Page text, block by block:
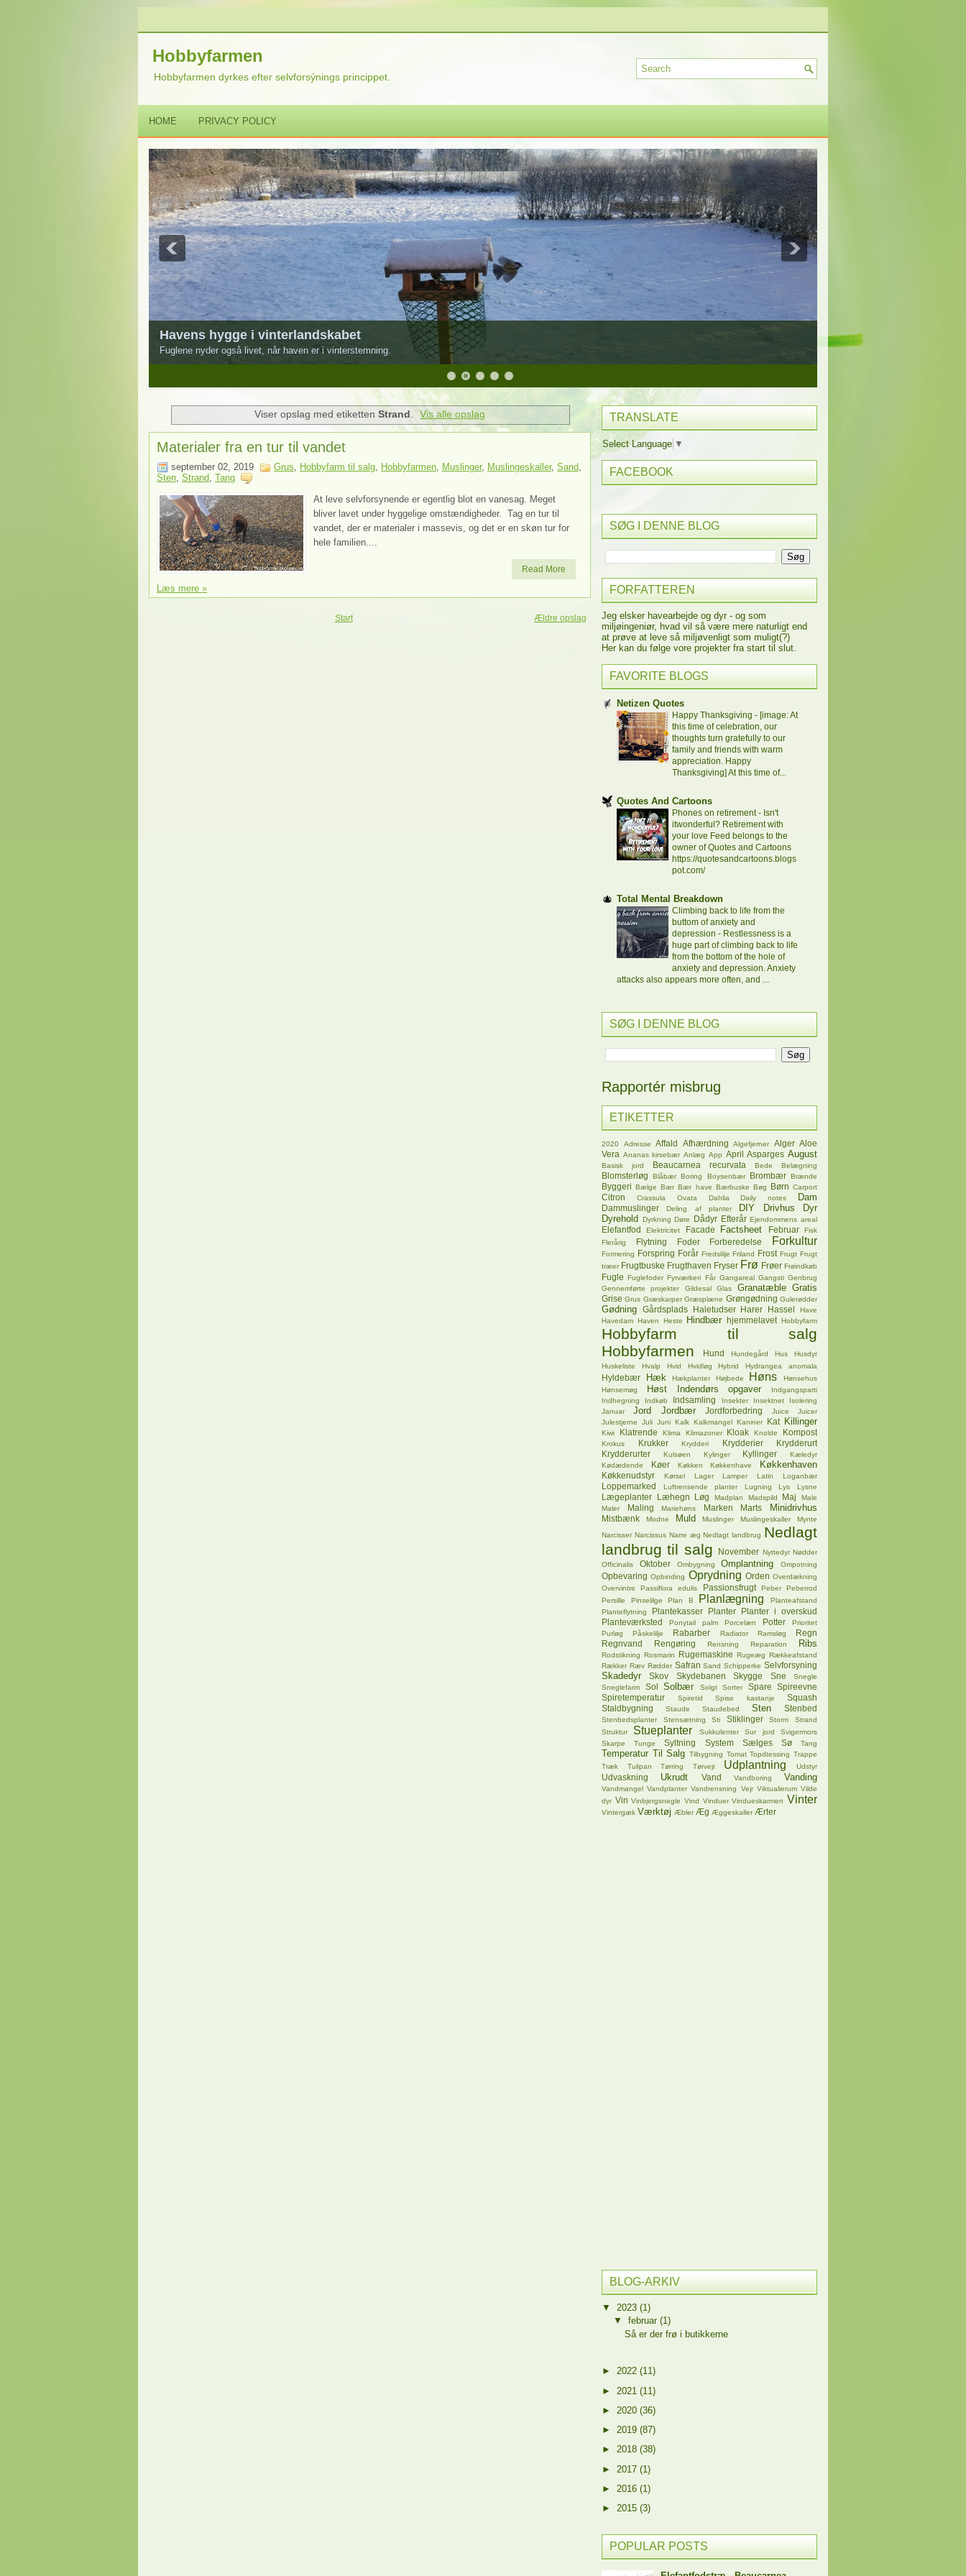
Hobbyfarmen
Hobbyfarmen dyrkes efter selvforsýnings princippet.
HOME PRIVACY POLICY
Havens hygge i vinterlandskabet
Fuglene nyder også livet, når haven er i vinterstemning.
Viser opslag med etiketten Strand. Vis alle opslag
Materialer fra en tur til vandet
september 02, 2019 Grus Hobbyfarm til salg Hobbyfarmen Muslinger, Muslingeskaller, Sand
Sten Strand Tang
At leve selvforsynende er egentlig blot en vanesag. Meget
bliver lavet under hyggelige omstændigheder. Tag en tur til
vandet, der er materialer i massevis, og det er en skøn tur for
hele familien....
Read More
Læs mere »
Ældre opslag
Start
TRANSLATE
Select Language ▼
FACEBOOK
SØG I DENNE BLOG
FORFATTEREN
Jeg elsker havearbejde og dyr - og som
miljøingeniør, hvad vil så være mere naturligt end
at prøve at leve så miljøvenligt som muligt(?)
Her kan du følge vore projekter fra start til slut.
FAVORITE BLOGS
Netizen Quotes
Happy Thanksgiving - [image: At
this time of celebration, our
thoughts turn gratefully to our
family and friends with warm
appreciation. Happy
Thanksgiving] At this time of...
Quotes And Cartoons
Phones on retirement- Isn't
itwonderful? Retirement with
your love Feed belongs to the
owner of Quotes and Cartoons
https://quotesandcartoons.blogs
pot.com/
Total Mental Breakdown
Climbing back to life from the
buttom of anxiety and
depression - Restlessness is a
huge part of climbing back to life
from the bottom of the hole of
anxiety and depression. Anxiety
attacks also appears more often, and ...
SØG I DENNE BLOG
Rapportér misbrug
ETIKETTER
2020 Adresse Affald Afhærdning Algefjerner Alger Aloe
Vera Ananas kirsebær Anlæg App April Asparges August
Basisk jord Beaucarnea recurvata Bede Belægning
Blomsterløg Blåbær Boring Boysenbær Brombær Brænde
Byggeri Bælge Bær Bær have Bærbuske Bøg Børn Carport
Citron Crassula Ovata Dahlia Daily notes Dam
Dammuslinger Deling af planter DIY Drivhus
Dyr
Dyrehold
Dyrkning Døre Dådyr Efterår Ejendommens areal
Elefantfod Elektricitet Facade Factsheet Februar
Fisk
Flerårig
Flytning Foder Forberedelse Forkultur
Formering Forspring Forår Fredslilje Friland Frost Frugt Frugt
træer Frugtbuske Frugthaven Fryser Frø Frøer Frøindkøb
Fugle Fuglefoder Fyrværkeri Får Gangareal Gangsti Genbrug
Gennemførte projekter
Gildesal Glas Granatæble Gratis
Grise Grus Græskarper Græsplæne Grøngødning Gulerødder
Gødning Gårdsplads Haletudser Harer Hassel
Have
Havedam Haven Heste Hindbær hjemmelavet Hobbyfarm
Hobbyfarm til salg
Hobbyfarmen
Hund Hundegård Hus
Husdyr
Huskeliste
Hvalp Hvid Hvidløg Hybrid Hydrangea anomala
Hyldebær Hæk Hækplanter Højbede Høns
Hønsehus
Hønsemøg
Høst Indendørs opgaver
Indgangsparti
Indhegning
Indkøb Indsamling Insekter Insektnet
Isolering
Januar
Jord Jordbær Jordforbedring Juice
Juicer
Julestjerne
Juli Juni Kalk Kalkmangel Kaniner Kat Killinger
Kiwi Klatrende Klima Klimazoner Kloak Knolde Kompost
Krokus Krukker Krydderi Krydderier
Krydderurt
Krydderurter
Kulsøen Kylinger Kyllinger
Kæledyr
Kødædende
Køer Køkken Køkkenhave Køkkenhaven
Køkkenudstyr Kørsel Lager Lamper Latin Loganbær
Loppemarked Luftrensende planter Lugning Lys Lysne
Lægeplanter Læhegn Løg Madplan Madspild Maj
Male
Maler
Maling Mariehøns Marken Marts Minidrivhus
Mistbænk Modne Muld Muslinger Muslingeskaller
Mynte
Narcisser Narcissus Narre æg Nedlagt landbrug Nedlagt
landbrug til salg
November Nyttedyr Nødder
Officinalis
Oktober Ombygning Omplantning Ompotning
Opbevaring Opbinding Oprydning Orden Overdækning
Overvintre
Passiflora edulis Passionsfrugt Peber
Peberrod
Persille
Pinselilge Plan B Planlægning
Planteafstand
Planteflytning
Plantekasser Planter
Planter i overskud
Planteværksted
Ponytail palm Porcelæn Potter
Prioritet
Purløg
Påskelilje Rabarber Radiator Ramsløg
Regn
Regnvand
Rengøring Rensning Reparation Ribs
Rodstikning Rosmarin Rugemaskine Rugeæg Rækkeafstand
Rækker Ræv Rødder Safran Sand Schipperke Selvforsyning
Skadedyr Skov Skydebanen Skygge Sne
Snegle
Sneglefarm
Sol Solbær Solgt Sorter Spare
Spireevne
Spiretemperatur
Spiretid Spise kastanje
Squash
Staldbygning
Staude Staudebed Sten Stenbed
Stenbedsplanter Stensætning Sti Stiklinger Storm
Strand
Struktur
Stueplanter Sukkulenter Sur jord
Svigermors
Skarpe Tunge
Syltning System Sælges Sø Tang
Temperatur Til Salg Tilbygning Tomat Topdtessing Trappe
Træk
Tulipan Tørring Tørvejr Udplantning Udstyr
Udvaskning Ukrudt Vand Vandboring Vanding
Vandmangel Vandplanter Vandrensning Vejr Viktualierum Vilde
dyr Vin Vinbjergsnegle Vind Vinduer Vindueskarmen Vinter
Vintergæk Værktøj Æbler Æg Æggeskaller Ærter
BLOG-ARKIV
▼ 2023 (1)
▼ februar (1)
Så er der frø i butikkerne
► 2022 (11)
► 2021 (11)
► 2020 (36)
► 2019 (87)
► 2018 (38)
► 2017 (1)
► 2016 (1)
► 2015 (3)
POPULAR POSTS